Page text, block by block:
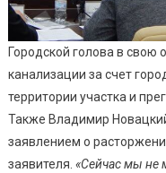
Городской голова в свою
канализации за счет
территории участка и
Также Владимир
заявлением о
заявителя. «Сейчас мы не